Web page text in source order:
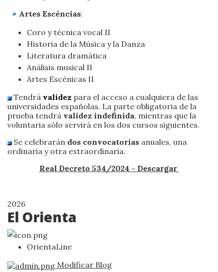
Artes Escéncias:
Coro y técnica vocal II
Historia de la Música y la Danza
Literatura dramática
Análisis musical II
Artes Escénicas II
Tendrá validez para el acceso a cualquiera de las
universidades españolas. La parte obligatoria de la
prueba tendrá validez indefinida, mientras que la
voluntaria sólo servirá en los dos cursos siguientes.
Se celebrarán dos convocatorias anuales, una
ordinaria y otra extraordinaria.
Real Decreto 534/2024 - Descargar
2026
El Orienta
OrientaLine
Modificar Blog